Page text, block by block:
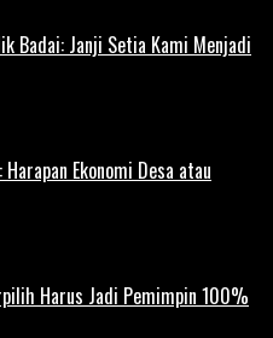
Badai: Janji Setia Kami Menjadi
Ekonomi Desa atau
Harus Jadi Pemimpin 100%